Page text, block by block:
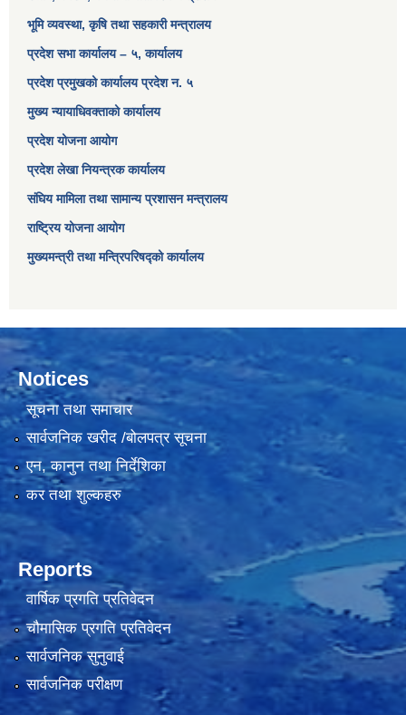
भूमि व्यवस्था, कृषि तथा सहकारी मन्त्रालय
प्रदेश सभा कार्यालय – ५, कार्यालय
प्रदेश प्रमुखको कार्यालय प्रदेश न. ५
मुख्य न्यायाधिवक्ताको कार्यालय
प्रदेश योजना आयोग
प्रदेश लेखा नियन्त्रक कार्यालय
संघिय मामिला तथा सामान्य प्रशासन मन्त्रालय
राष्ट्रिय योजना आयोग
मुख्यमन्त्री तथा मन्त्रिपरिषद्को कार्यालय
Notices
सूचना तथा समाचार
सार्वजनिक खरीद /बोलपत्र सूचना
एन, कानुन तथा निर्देशिका
कर तथा शुल्कहरु
Reports
वार्षिक प्रगति प्रतिवेदन
चौमासिक प्रगति प्रतिवेदन
सार्वजनिक सुनुवाई
सार्वजनिक परीक्षण